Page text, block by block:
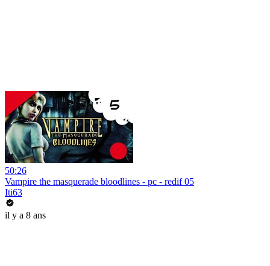
50:26
Vampire the masquerade bloodlines - pc - redif 05
Iti63
il y a 8 ans